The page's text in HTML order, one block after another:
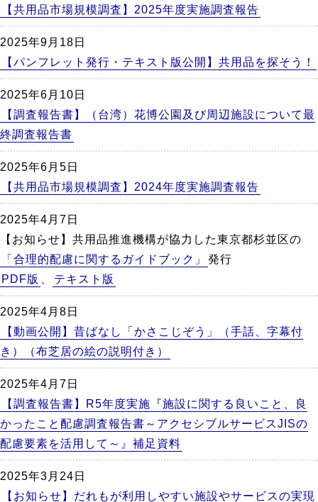
【共用品市場規模調査】2025年度実施調査報告
2025年9月18日
【パンフレット発行・テキスト版公開】共用品を探そう！
2025年6月10日
【調査報告書】（台湾）花博公園及び周辺施設について最
終調査報告書
2025年6月5日
【共用品市場規模調査】2024年度実施調査報告
2025年4月7日
【お知らせ】共用品推進機構が協力した東京都杉並区の
「合理的配慮に関するガイドブック」
発行
PDF版
テキスト版
2025年4月8日
【動画公開】昔ばなし「かさこじぞう」（手話、字幕付
き）（布芝居の絵の説明付き）
2025年4月7日
【調査報告書】R5年度実施『施設に関する良いこと、良
かったこと配慮調査報告書～アクセシブルサービスJISの
配慮要素を活用して～』補足資料
2025年3月24日
【お知らせ】だれもが利用しやすい施設やサービスの実現